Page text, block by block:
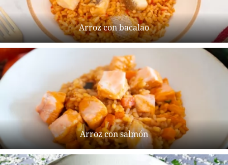
Arroz con bacalao
Arroz con salmón